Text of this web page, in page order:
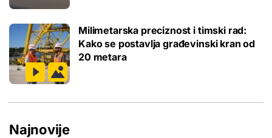
Milimetarska preciznost i timski rad:
Kako se postavlja građevinski kran od
20 metara
Najnovije